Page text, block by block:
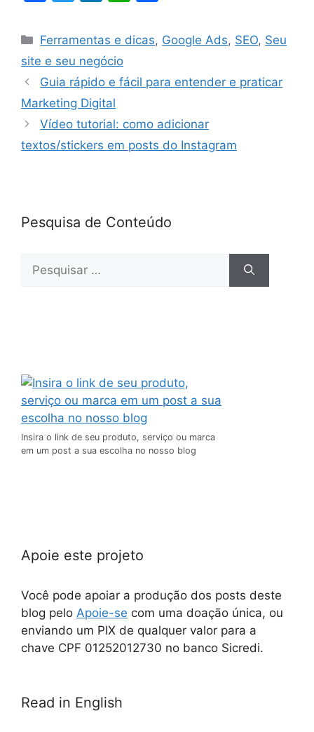
c
e
b
o
o
k
itt
er
k
e
dI
n
at
A
p
ar
Ferramentas e dicas, Google Ads, SEO, Seu
site e seu negócio
Guia rápido e fácil para entender e praticar
Marketing Digital
Vídeo tutorial: como adicionar
textos/stickers em posts do Instagram
Pesquisa de Conteúdo
Insira o link de seu produto, serviço ou marca
em um post a sua escolha no nosso blog
Apoie este projeto
Você pode apoiar a produção dos posts deste
blog pelo Apoie-se com uma doação única, ou
enviando um PIX de qualquer valor para a
chave CPF 01252012730 no banco Sicredi.
Read in English